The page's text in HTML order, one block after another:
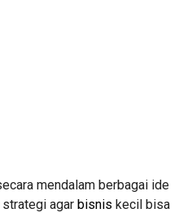
mendalam berbagai ide
strategi agar bisnis kecil bisa